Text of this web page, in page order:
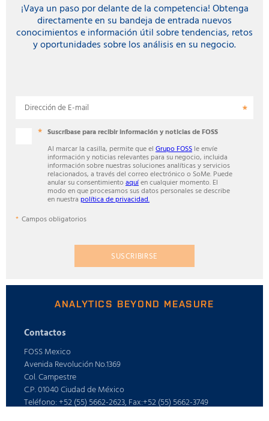
¡Vaya un paso por delante de la competencia! Obtenga
directamente en su bandeja de entrada nuevos
conocimientos e información útil sobre tendencias, retos
y oportunidades sobre los análisis en su negocio.
Dirección de E-mail
Suscríbase para recibir información y noticias de FOSS
Al marcar la casilla, permite que el Grupo FOSS le envíe
información y noticias relevantes para su negocio, incluida
información sobre nuestras soluciones analíticas y servicios
relacionados, a través del correo electrónico o SoMe. Puede
anular su consentimiento aquíen cualquier momento. El
modo en que procesamos sus datos personales se describe
en nuestra política de privacidad.
Campos obligatorios
SUSCRIBIRSE
ANALYTICS BEYOND MEASURE
Contactos
FOSS Mexico
Avenida Revolución No.1369
Col. Campestre
C.P. 01040 Ciudad de México
Teléfono: +52 (55) 5662-2623, Fax:+52 (55) 5662-3749